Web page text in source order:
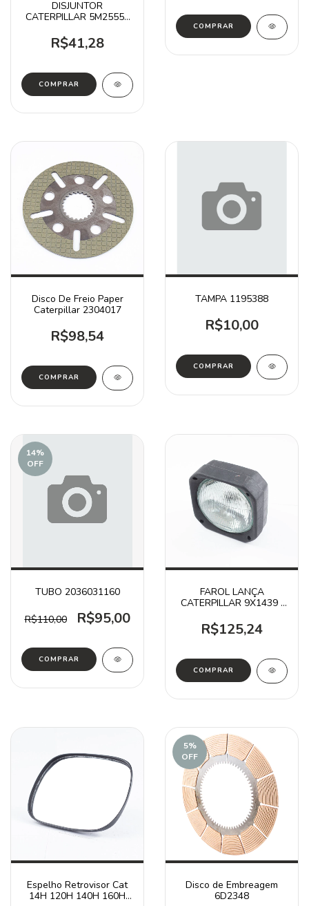
DISJUNTOR
CATERPILLAR 5M2555 /
R$41,28
Disco De Freio Paper
Caterpillar 2304017
R$98,54
TAMPA 1195388
R$10,00
14%
OFF
TUBO 2036031160
R$110,00 R$95,00
FAROL LANÇA
CATERPILLAR 9X1439 /
R$125,24
Espelho Retrovisor Cat
14H 120H 140H 160H
5%
OFF
Disco de Embreagem
6D2348